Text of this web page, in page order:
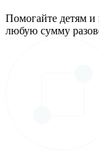
Помогайте детям
любую сумму